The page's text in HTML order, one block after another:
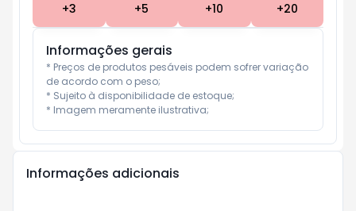
+3 +5 +10 +20
Informações gerais
* Preços de produtos pesáveis podem sofrer variação
de acordo com o peso;
* Sujeito à disponibilidade de estoque;
* Imagem meramente ilustrativa;
Informações adicionais